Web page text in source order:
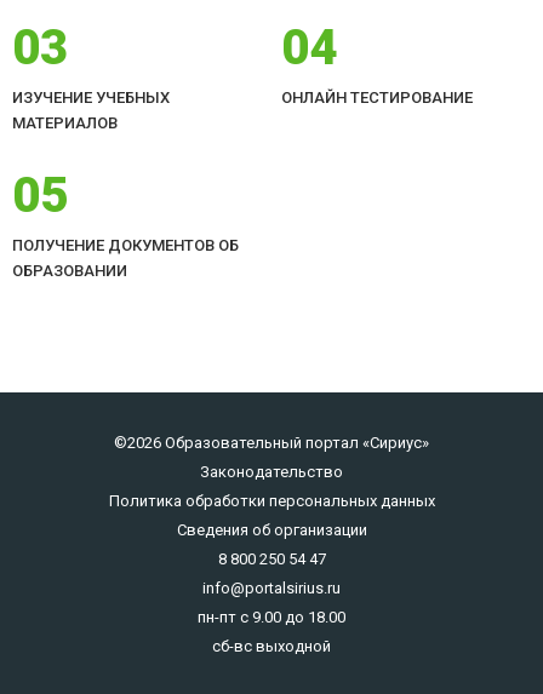
03
ИЗУЧЕНИЕ УЧЕБНЫХ
МАТЕРИАЛОВ
04
ОНЛАЙН ТЕСТИРОВАНИЕ
05
ПОЛУЧЕНИЕ ДОКУМЕНТОВ ОБ
ОБРАЗОВАНИИ
©2026 Образовательный портал «Сириус»
Законодательство
Политика обработки персональных данных
Сведения об организации
8 800 250 54 47
info@portalsirius.ru
пн-пт с 9.00 до 18.00
сб-вс выходной